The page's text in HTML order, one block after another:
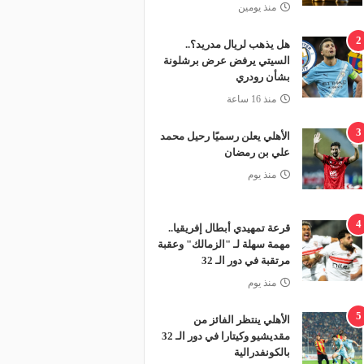
منذ يومين
2
هل يذهب لريال مدريد؟..
السيتي يرفض عرض برشلونة
بشأن رودري
منذ 16 ساعة
3
الأهلي يعلن رسميًا رحيل محمد
علي بن رمضان
منذ يوم
4
قرعة تمهيدي أبطال إفريقيا..
مهمة سهلة لـ "الزمالك" وعقبة
مرتقبة في دور الـ 32
منذ يوم
5
الأهلي ينتظر الفائز من
مقديشيو وكيتارا في دور الـ 32
بالكونفدرالية